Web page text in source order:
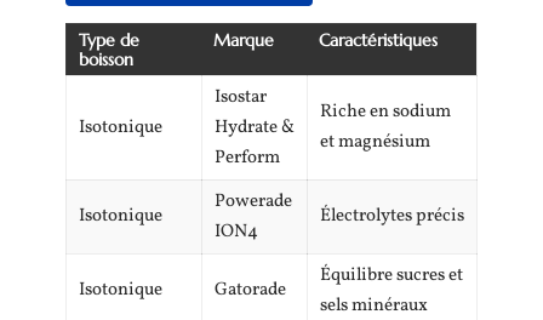
Type de
boisson
Marque Caractéristiques
Isotonique
Isostar
Hydrate &
Perform
Riche en sodium
et magnésium
Isotonique
Powerade
ION4
Électrolytes précis
Isotonique Gatorade
Équilibre sucres et
sels minéraux